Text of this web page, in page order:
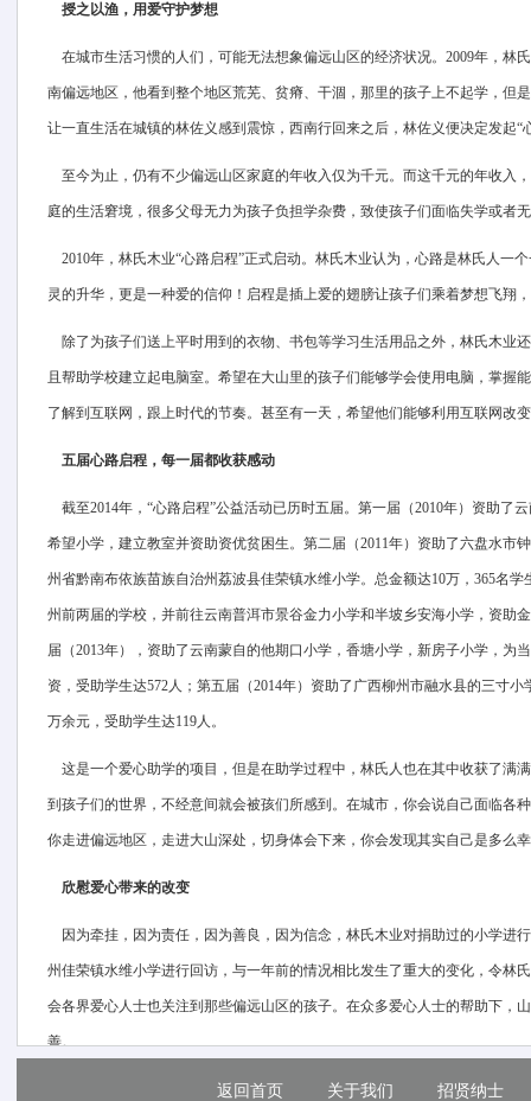
授之以渔，用爱守护梦想
在城市生活习惯的人们，可能无法想象偏远山区的经济状况。2009年，林
南偏远地区，他看到整个地区荒芜、贫瘠、干涸，那里的孩子上不起学，但
让一直生活在城镇的林佐义感到震惊，西南行回来之后，林佐义便决定发起“
至今为止，仍有不少偏远山区家庭的年收入仅为千元。而这千元的年收入
庭的生活窘境，很多父母无力为孩子负担学杂费，致使孩子们面临失学或者
2010年，林氏木业“心路启程”正式启动。林氏木业认为，心路是林氏人一
灵的升华，更是一种爱的信仰！启程是插上爱的翅膀让孩子们乘着梦想飞翔
除了为孩子们送上平时用到的衣物、书包等学习生活用品之外，林氏木业
且帮助学校建立起电脑室。希望在大山里的孩子们能够学会使用电脑，掌握
了解到互联网，跟上时代的节奏。甚至有一天，希望他们能够利用互联网改
五届心路启程，每一届都收获感动
截至2014年，“心路启程”公益活动已历时五届。第一届（2010年）资助了
希望小学，建立教室并资助资优贫困生。第二届（2011年）资助了六盘水市
州省黔南布依族苗族自治州荔波县佳荣镇水维小学。总金额达10万，365名
州前两届的学校，并前往云南普洱市景谷金力小学和半坡乡安海小学，资助
届（2013年），资助了云南蒙自的他期口小学，香塘小学，新房子小学，为
资，受助学生达572人；第五届（2014年）资助了广西柳州市融水县的三寸
万余元，受助学生达119人。
这是一个爱心助学的项目，但是在助学过程中，林氏人也在其中收获了满
到孩子们的世界，不经意间就会被孩们所感到。在城市，你会说自己面临各
你走进偏远地区，走进大山深处，切身体会下来，你会发现其实自己是多么
欣慰爱心带来的改变
因为牵挂，因为责任，因为善良，因为信念，林氏木业对捐助过的小学进
州佳荣镇水维小学进行回访，与一年前的情况相比发生了重大的变化，令林
会各界爱心人士也关注到那些偏远山区的孩子。在众多爱心人士的帮助下，
善。
每一次凝聚爱的出发，只为世上最纯真的笑容。当我们穿梭在流光溢彩的
返回首页 关于我们 招贤纳士